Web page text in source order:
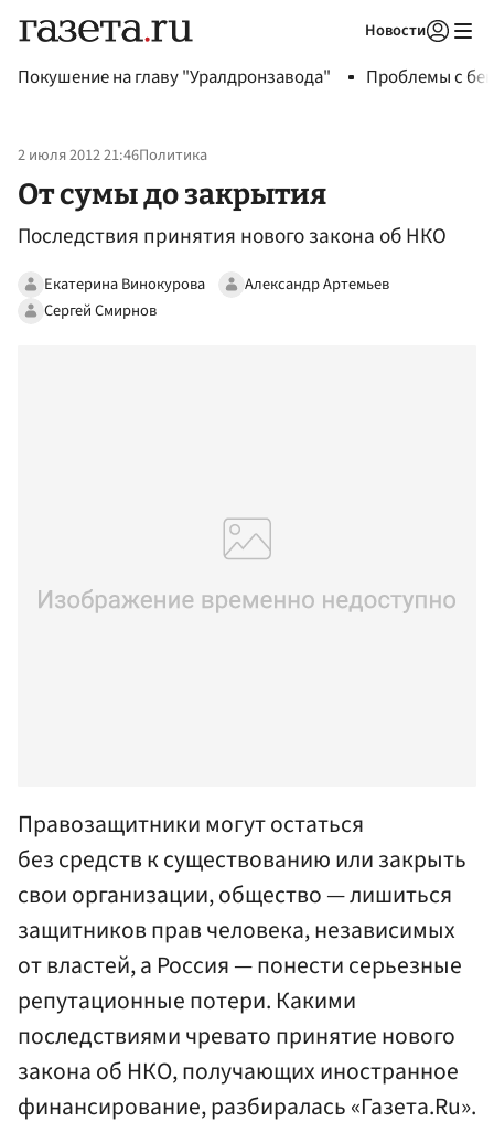
Новости
Покушение на главу "Уралдронзавода" Проблемы с
2 июля 2012 21:46Политика
От сумы до закрытия
Последствия принятия нового закона об НКО
Екатерина Винокурова
Александр Артемьев
Сергей Смирнов
Правозащитники могут остаться
без средств к существованию или закрыть
свои организации, общество — лишиться
защитников прав человека, независимых
от властей, а Россия — понести серьезные
репутационные потери. Какими
последствиями чревато принятие нового
закона об НКО, получающих иностранное
финансирование, разбиралась «Газета.Ru».